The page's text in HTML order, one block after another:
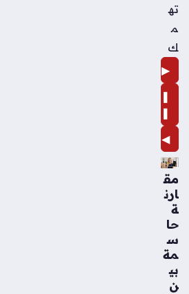
ته
م
ك
▶
❚
❚
◀
مق
ارن
ة
حا
س
مة
بي
ن